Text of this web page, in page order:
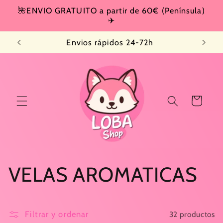
directamente
🌺ENVIO GRATUITO a partir de 60€ (Península)
✈
Envios rápidos 24-72h
Carrito
C
VELAS AROMATICAS
Filtrar y ordenar 32 productos